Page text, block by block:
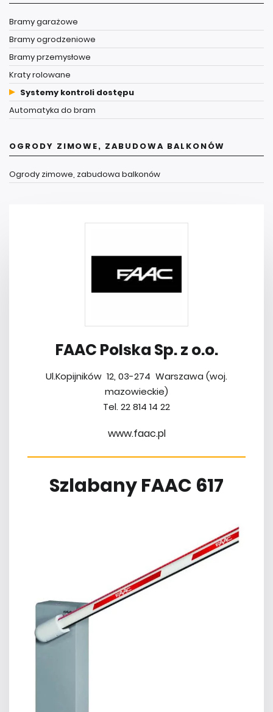
Bramy garażowe
Bramy ogrodzeniowe
Bramy przemysłowe
Kraty rolowane
Systemy kontroli dostępu
Automatyka do bram
OGRODY ZIMOWE, ZABUDOWA BALKONÓW
Ogrody zimowe, zabudowa balkonów
FAAC Polska Sp. z o.o.
Ul.Kopijników 12, 03-274 Warszawa (woj.
mazowieckie)
Tel. 22 814 14 22
www.faac.pl
Szlabany FAAC 617